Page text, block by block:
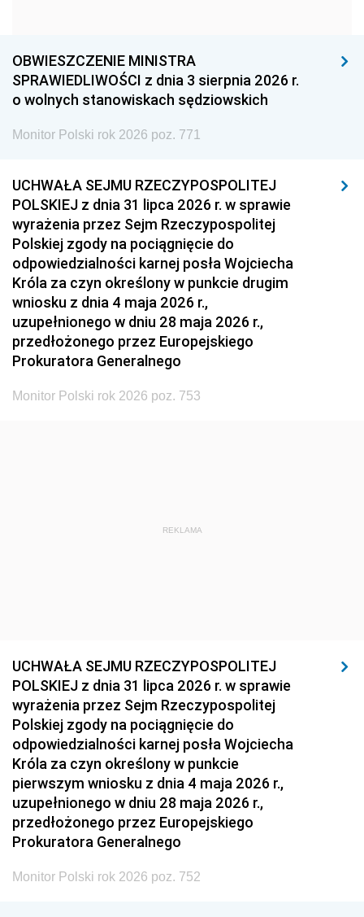
1957 1956 1955
1954 1953 1952
1951 1950
1939 1938 1937
1936 1930
OBWIESZCZENIE MINISTRA
SPRAWIEDLIWOŚCI z dnia 3 sierpnia 2026 r.
o wolnych stanowiskach sędziowskich
Monitor Polski rok 2026 poz. 771
UCHWAŁA SEJMU RZECZYPOSPOLITEJ
POLSKIEJ z dnia 31 lipca 2026 r. w sprawie
wyrażenia przez Sejm Rzeczypospolitej
Polskiej zgody na pociągnięcie do
odpowiedzialności karnej posła Wojciecha
Króla za czyn określony w punkcie drugim
wniosku z dnia 4 maja 2026 r.,
uzupełnionego w dniu 28 maja 2026 r.,
przedłożonego przez Europejskiego
Prokuratora Generalnego
Monitor Polski rok 2026 poz. 753
REKLAMA
UCHWAŁA SEJMU RZECZYPOSPOLITEJ
POLSKIEJ z dnia 31 lipca 2026 r. w sprawie
wyrażenia przez Sejm Rzeczypospolitej
Polskiej zgody na pociągnięcie do
odpowiedzialności karnej posła Wojciecha
Króla za czyn określony w punkcie
pierwszym wniosku z dnia 4 maja 2026 r.,
uzupełnionego w dniu 28 maja 2026 r.,
przedłożonego przez Europejskiego
Prokuratora Generalnego
Monitor Polski rok 2026 poz. 752